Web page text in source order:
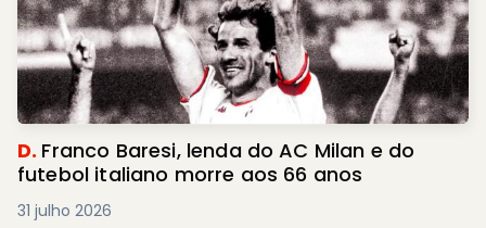
D. Franco Baresi, lenda do AC Milan e do
futebol italiano morre aos 66 anos
31 julho 2026